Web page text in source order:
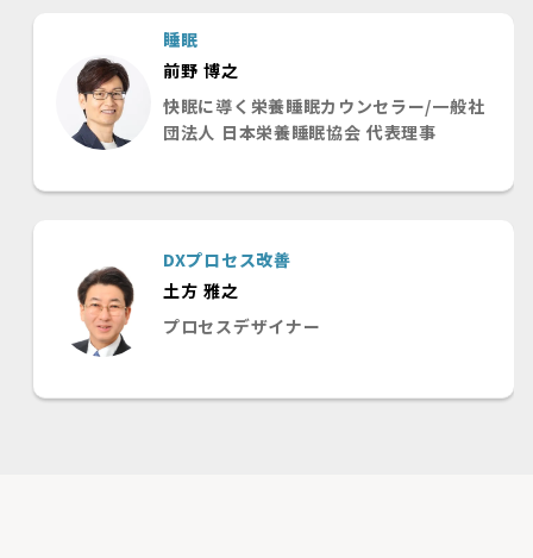
睡眠
前野 博之
快眠に導く栄養睡眠カウンセラー/一般社
団法人 日本栄養睡眠協会 代表理事
DXプロセス改善
土方 雅之
プロセスデザイナー